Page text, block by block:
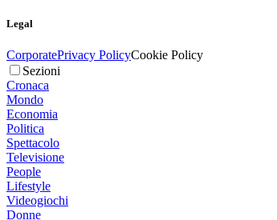
Legal
CorporatePrivacy PolicyCookie Policy
Sezioni
Cronaca
Mondo
Economia
Politica
Spettacolo
Televisione
People
Lifestyle
Videogiochi
Donne